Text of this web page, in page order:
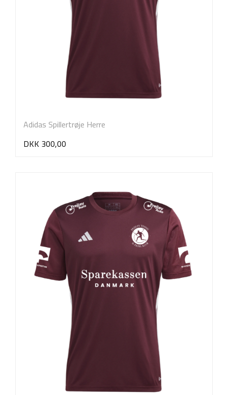
Adidas Spillertrøje Herre
DKK 300,00